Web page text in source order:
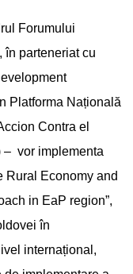
Forumului
în parteneriat cu
Platforma Națională
Contra el
– vor implementa
Rural Economy and
in EaP region”,
în
internațional,